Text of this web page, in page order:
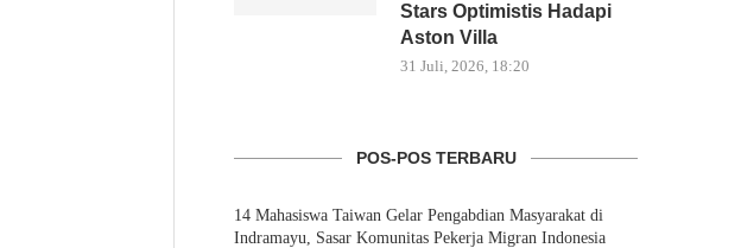
Stars Optimistis Hadapi
Aston Villa
31 Juli, 2026, 18:20
POS-POS TERBARU
14 Mahasiswa Taiwan Gelar Pengabdian Masyarakat di
Indramayu, Sasar Komunitas Pekerja Migran Indonesia